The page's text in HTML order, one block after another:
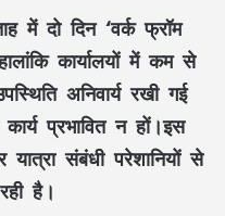
में दो दिन ‘वर्क फ्रॉम
कार्यालयों में कम से
अनिवार्य रखी गई
प्रभावित न हों।इस
यात्रा संबंधी परेशानियों से
है।